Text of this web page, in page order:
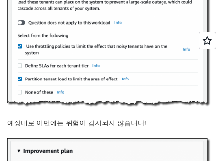
예상대로 이번에는 위험이 감지되지 않습니다!